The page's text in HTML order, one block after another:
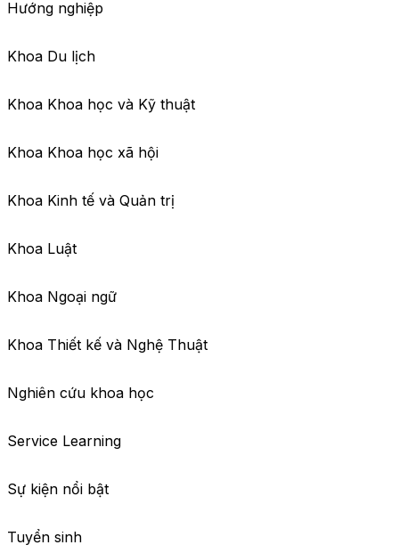
Hướng nghiệp
Khoa Du lịch
Khoa Khoa học và Kỹ thuật
Khoa Khoa học xã hội
Khoa Kinh tế và Quản trị
Khoa Luật
Khoa Ngoại ngữ
Khoa Thiết kế và Nghệ Thuật
Nghiên cứu khoa học
Service Learning
Sự kiện nổi bật
Tuyển sinh